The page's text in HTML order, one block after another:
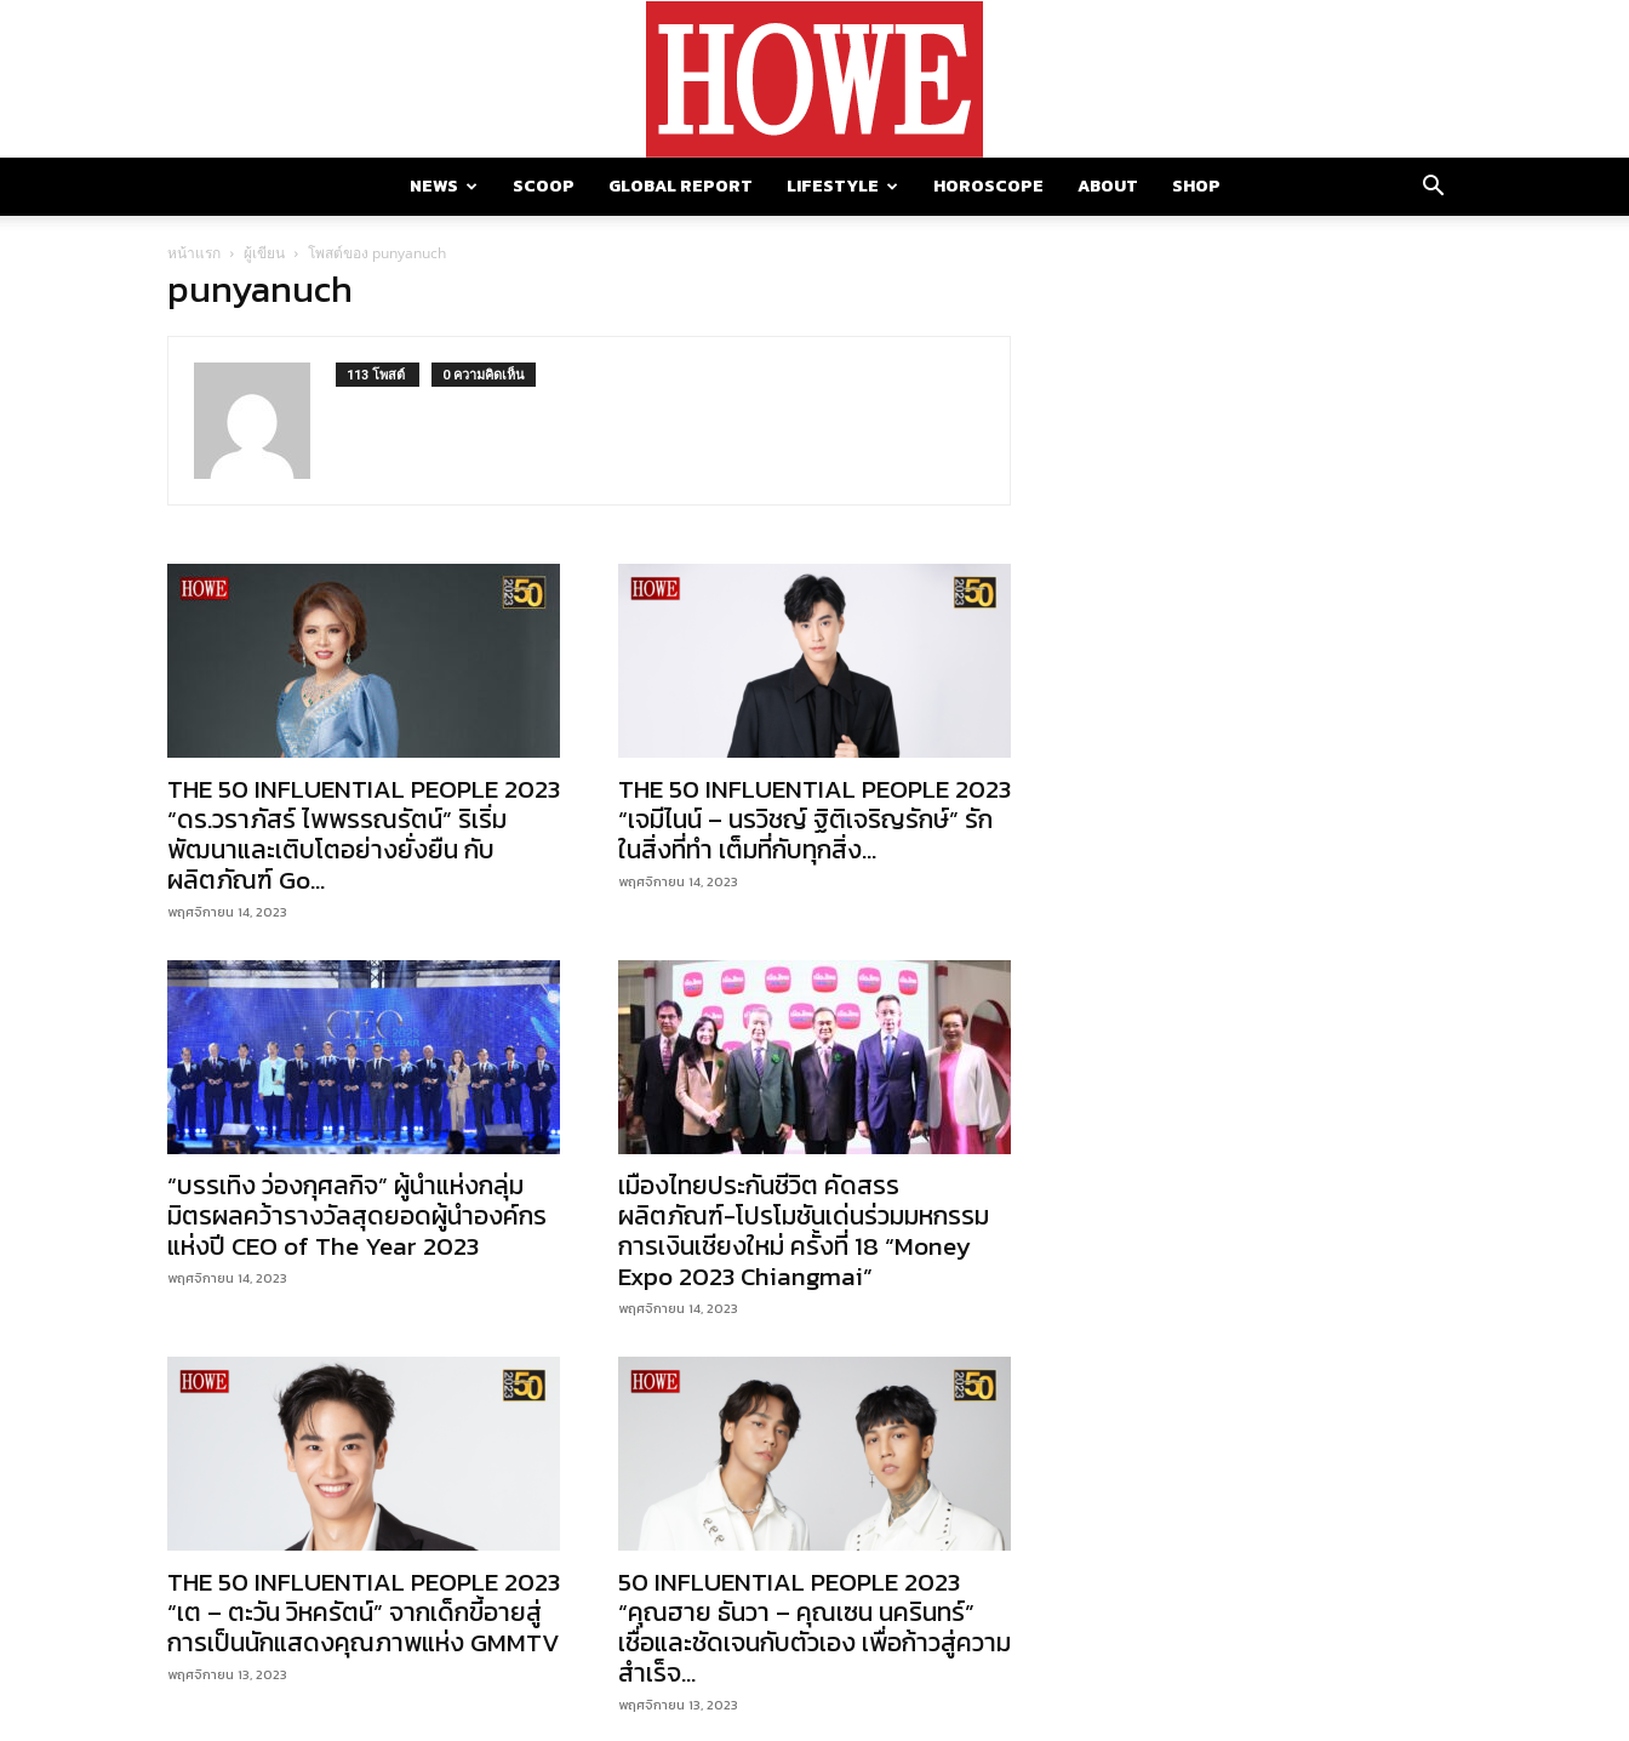
NEWS SCOOP GLOBAL REPORT LIFESTYLE HOROSCOPE ABOUT SHOP
หน้าแรก ผู้เขียน โพสต์ของ punyanuch
punyanuch
113 โพสต์ 0 ความคิดเห็น
THE 50 INFLUENTIAL PEOPLE 2023
“ดร.วราภัสร์ ไพพรรณรัตน์” ริเริ่ม
พัฒนาและเติบโตอย่างยั่งยืน กับ
ผลิตภัณฑ์ Go...
พฤศจิกายน 14, 2023
THE 50 INFLUENTIAL PEOPLE 2023
“เจมีไนน์ – นรวิชญ์ ฐิติเจริญรักษ์” รัก
ในสิ่งที่ทำ เต็มที่กับทุกสิ่ง...
พฤศจิกายน 14, 2023
“บรรเทิง ว่องกุศลกิจ” ผู้นำแห่งกลุ่ม
มิตรผลคว้ารางวัลสุดยอดผู้นำองค์กร
แห่งปี CEO of The Year 2023
พฤศจิกายน 14, 2023
เมืองไทยประกันชีวิต คัดสรร
ผลิตภัณฑ์-โปรโมชันเด่นร่วมมหกรรม
การเงินเชียงใหม่ ครั้งที่ 18 “Money
Expo 2023 Chiangmai”
พฤศจิกายน 14, 2023
THE 50 INFLUENTIAL PEOPLE 2023
“เต – ตะวัน วิหครัตน์” จากเด็กขี้อายสู่
การเป็นนักแสดงคุณภาพแห่ง GMMTV
พฤศจิกายน 13, 2023
50 INFLUENTIAL PEOPLE 2023
“คุณฮาย ธันวา – คุณเซน นครินทร์”
เชื่อและชัดเจนกับตัวเอง เพื่อก้าวสู่ความ
สำเร็จ...
พฤศจิกายน 13, 2023